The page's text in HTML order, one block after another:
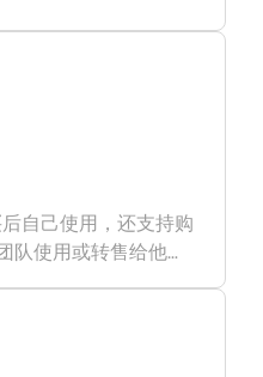
自己使用，还支持购
队使用或转售给他